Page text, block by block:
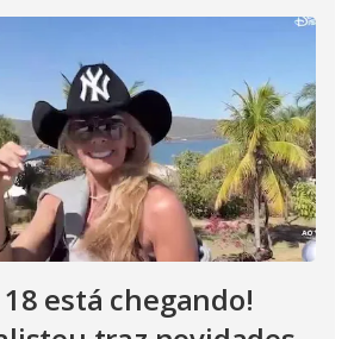
está chegando!